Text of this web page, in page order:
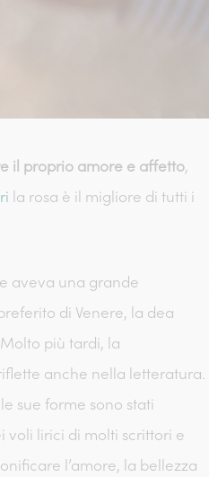
il proprio amore e affetto,
la rosa è il migliore di tutti i
aveva una grande
di Venere, la dea
più tardi, la
anche nella letteratura.
sue forme sono stati
voli lirici di molti scrittori e
l’amore, la bellezza